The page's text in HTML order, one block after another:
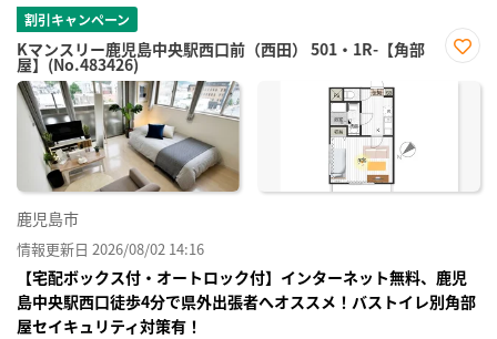
割引キャンペーン
Kマンスリー鹿児島中央駅西口前（西田） 501・1R-【角部
屋】(No.483426)
に入
鹿児島市
情報更新日 2026/08/02 14:16
【宅配ボックス付・オートロック付】インターネット無料、鹿児
島中央駅西口徒歩4分で県外出張者へオススメ！バストイレ別角部
屋セイキュリティ対策有！